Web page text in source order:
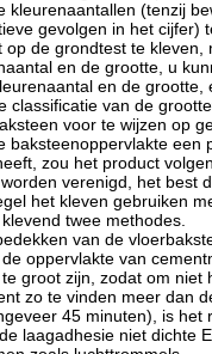
kleurenaantallen (tenzij
gevolgen in het cijfer)
op de grondtest te kleven,
en de grootte, u
en de grootte,
classificatie van de
voor te wijzen op
baksteenoppervlakte een
zou het product
verenigd, het best
het kleven gebruiken
twee methodes.
van de
oppervlakte van
groot zijn, zodat om niet
zo te vinden meer dan
45 minuten), is het
laagadhesie niet dichte